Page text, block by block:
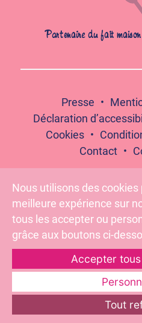
Partenaire du fait
Presse
Déclaration
Cookies
Contact
Pour votre santé, évitez de
Suivez-nous :
Nous utilisons des
meilleure expérience sur
tous les accepter ou
grâce aux boutons ci-
Accepter
Tout